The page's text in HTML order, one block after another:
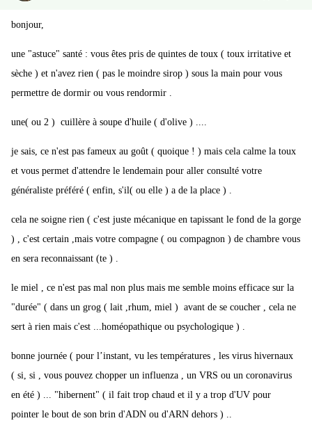
bonjour,
une "astuce" santé : vous êtes pris de quintes de toux ( toux irritative et
sèche ) et n'avez rien ( pas le moindre sirop ) sous la main pour vous
permettre de dormir ou vous rendormir .
une( ou 2 ) cuillère à soupe d'huile ( d'olive ) ....
je sais, ce n'est pas fameux au goût ( quoique ! ) mais cela calme la toux
et vous permet d'attendre le lendemain pour aller consulté votre
généraliste préféré ( enfin, s'il( ou elle ) a de la place ) .
cela ne soigne rien ( c'est juste mécanique en tapissant le fond de la gorge
) , c'est certain ,mais votre compagne ( ou compagnon ) de chambre vous
en sera reconnaissant (te ) .
le miel , ce n'est pas mal non plus mais me semble moins efficace sur la
"durée" ( dans un grog ( lait ,rhum, miel ) avant de se coucher , cela ne
sert à rien mais c'est ...homéopathique ou psychologique ) .
bonne journée ( pour l’instant, vu les températures , les virus hivernaux
( si, si , vous pouvez chopper un influenza , un VRS ou un coronavirus
en été ) ... "hibernent" ( il fait trop chaud et il y a trop d'UV pour
pointer le bout de son brin d'ADN ou d'ARN dehors ) ..